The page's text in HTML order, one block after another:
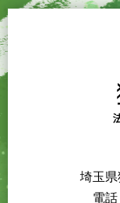
埼玉
電話